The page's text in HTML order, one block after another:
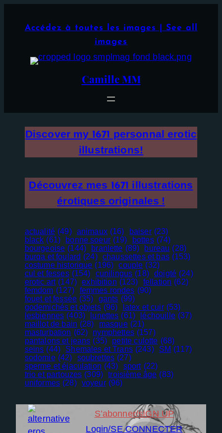
Accédez à toutes les images | See all
images
Camille MM
Discover my 1671
personnal erotic
illustrations!
Découvrez mes 1671 illustrations
érotiques originales !
actualité (49) animaux (16) baiser (23)
black (61) bonne soeur (19) bottes (74)
bourgeoise (144) branlette (89) bureau (28)
burqa et foulard (24) chaussettes et bas (153)
costume historique (196) couple (32)
cul et fesses (154) cunilingus (18) doigté (24)
erotic art (147) exhibition (123) fellation (62)
femdom (127) femmes rondes (90)
fouet et fessée (35) gants (99)
godemichés et objets (96) latex et cuir (53)
lesbiennes (403) lunettes (61) léchouille (37)
maillot de bain (28) masque (21)
masturbation (62) nymphettes (157)
pantalons et jeans (35) petite culotte (68)
seins (44) Shemales et Trans (243) SM (117)
sodomie (42) soubrettes (27)
sperme et éjaculation (43) sport (22)
trio et partouzes (309) troisième âge (83)
uniformes (28) voyeur (96)
S’abonner/sIGN UP
Login/SE CONNECTER
Nécessaire
Ces cookies
ne sont pas
facultatifs. Ils
nécessaires au
fonctionnement
du site Web.